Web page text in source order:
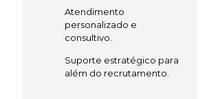
Atendimento
personalizado e
consultivo.
Suporte estratégico para
além do recrutamento.